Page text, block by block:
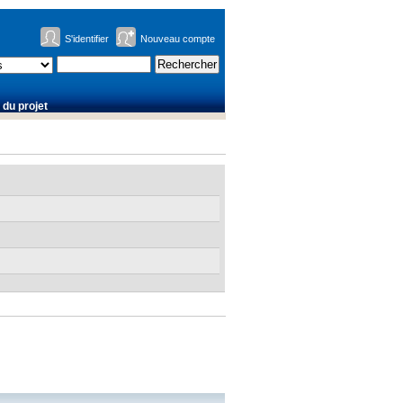
S'identifier Nouveau compte
projet